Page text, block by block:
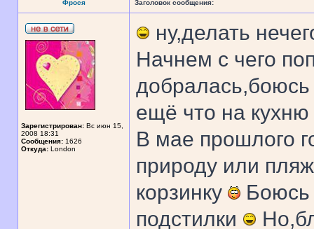
Фрося Заголовок сообщения:
Зарегистрирован: Вс июн 15,
2008 18:31
Сообщения: 1626
Откуда: London
ну,делать
Начнем с чего
добралась,боюсь
ещё что на кухню
В мае прошлого
природу или
корзинку
Боюсь
подстилки